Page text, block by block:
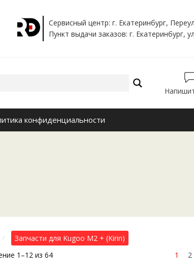
Сервисный центр: г. Екатеринбург,
Пункт выдачи заказов: г. Екатеринбург,
конфиденциальности
/
Запчасти для Kugoo M2 + (Kirin)
1–12 из 64
1 2